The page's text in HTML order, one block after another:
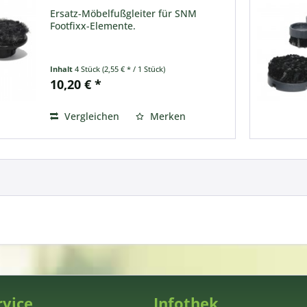
Ersatz-Möbelfußgleiter für SNM
Footfixx-Elemente.
Inhalt4 Stück(2,55 € * / 1 Stück)
10,20 € *
Vergleichen Merken